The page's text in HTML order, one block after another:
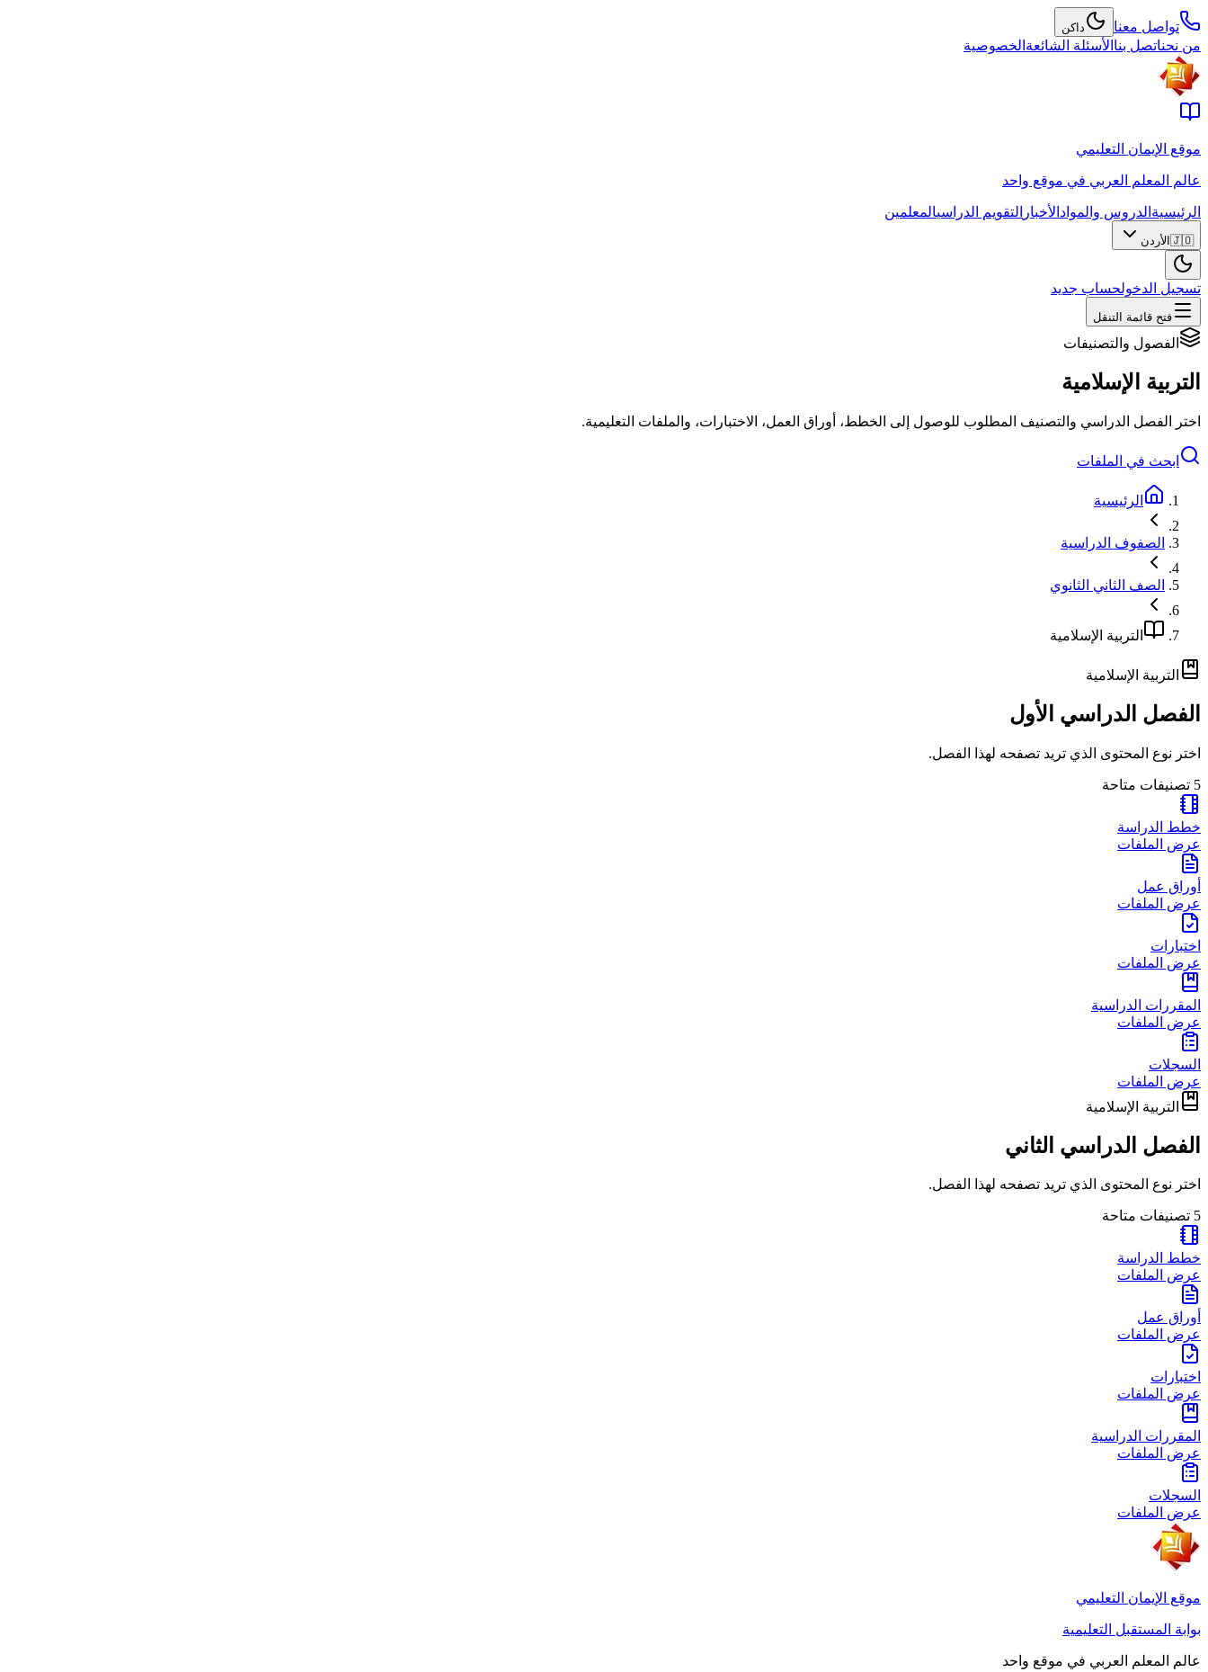
تواصل معنا داكن
من نحناتصل بنا الأسئلة الشائعة الخصوصية
موقع الإيمان التعليمي
عالم المعلم العربي في موقع واحد
الرئيسية الدروس والمواد الأخبار التقويم الدراسيالمعلمين
🇯🇴 الأردن
تسجيل الدخولحساب جديد
فتح قائمة التنقل
الفصول والتصنيفات
التربية الإسلامية
اختر الفصل الدراسي والتصنيف المطلوب للوصول إلى الخطط، أوراق العمل، الاختبارات، والملفات التعليمية.
ابحث في الملفات
الرئيسية
الصفوف الدراسية
الصف الثاني الثانوي
التربية الإسلامية
التربية الإسلامية
الفصل الدراسي الأول
اختر نوع المحتوى الذي تريد تصفحه لهذا الفصل.
5 تصنيفات متاحة
خطط الدراسة
عرض الملفات
أوراق عمل
عرض الملفات
اختبارات
عرض الملفات
المقررات الدراسية
عرض الملفات
السجلات
عرض الملفات
التربية الإسلامية
الفصل الدراسي الثاني
اختر نوع المحتوى الذي تريد تصفحه لهذا الفصل.
5 تصنيفات متاحة
خطط الدراسة
عرض الملفات
أوراق عمل
عرض الملفات
اختبارات
عرض الملفات
المقررات الدراسية
عرض الملفات
السجلات
عرض الملفات
موقع الإيمان التعليمي
بوابة المستقبل التعليمية
عالم المعلم العربي في موقع واحد